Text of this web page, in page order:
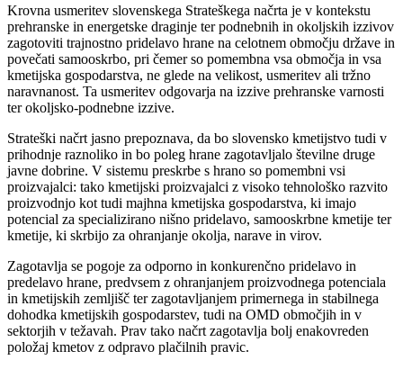
Krovna usmeritev slovenskega Strateškega načrta je v kontekstu
prehranske in energetske draginje ter podnebnih in okoljskih izzivov
zagotoviti trajnostno pridelavo hrane na celotnem območju države in
povečati samooskrbo, pri čemer so pomembna vsa območja in vsa
kmetijska gospodarstva, ne glede na velikost, usmeritev ali tržno
naravnanost. Ta usmeritev odgovarja na izzive prehranske varnosti
ter okoljsko-podnebne izzive.
Strateški načrt jasno prepoznava, da bo slovensko kmetijstvo tudi v
prihodnje raznoliko in bo poleg hrane zagotavljalo številne druge
javne dobrine. V sistemu preskrbe s hrano so pomembni vsi
proizvajalci: tako kmetijski proizvajalci z visoko tehnološko razvito
proizvodnjo kot tudi majhna kmetijska gospodarstva, ki imajo
potencial za specializirano nišno pridelavo, samooskrbne kmetije ter
kmetije, ki skrbijo za ohranjanje okolja, narave in virov.
Zagotavlja se pogoje za odporno in konkurenčno pridelavo in
predelavo hrane, predvsem z ohranjanjem proizvodnega potenciala
in kmetijskih zemljišč ter zagotavljanjem primernega in stabilnega
dohodka kmetijskih gospodarstev, tudi na OMD območjih in v
sektorjih v težavah. Prav tako načrt zagotavlja bolj enakovreden
položaj kmetov z odpravo plačilnih pravic.